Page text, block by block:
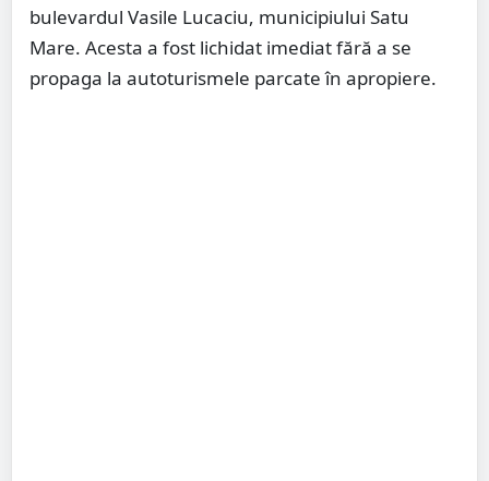
bulevardul Vasile Lucaciu, municipiului Satu
Mare. Acesta a fost lichidat imediat fără a se
propaga la autoturismele parcate în apropiere.